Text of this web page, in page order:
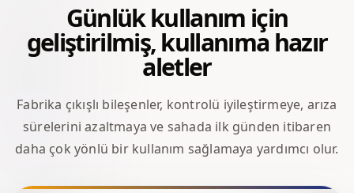
Günlük kullanım için
geliştirilmiş, kullanıma hazır
aletler
Fabrika çıkışlı bileşenler, kontrolü iyileştirmeye, arıza
sürelerini azaltmaya ve sahada ilk günden itibaren
daha çok yönlü bir kullanım sağlamaya yardımcı olur.